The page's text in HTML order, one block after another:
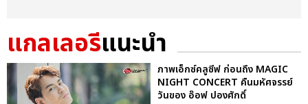
แกลเลอรีแนะนำ
ภาพเอ็กซ์คลูซีฟ ก่อนถึง MAGIC
NIGHT CONCERT คืนมหัศจรรย์
วันของ อ๊อฟ ปองศักดิ์